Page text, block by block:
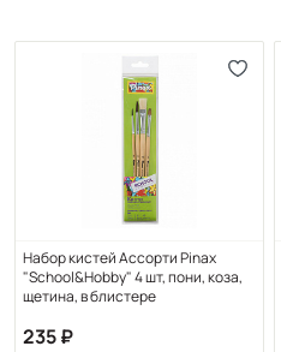
Набор кистей Ассорти Pinax
"School&Hobby" 4 шт, пони, коза,
щетина, в блистере
235